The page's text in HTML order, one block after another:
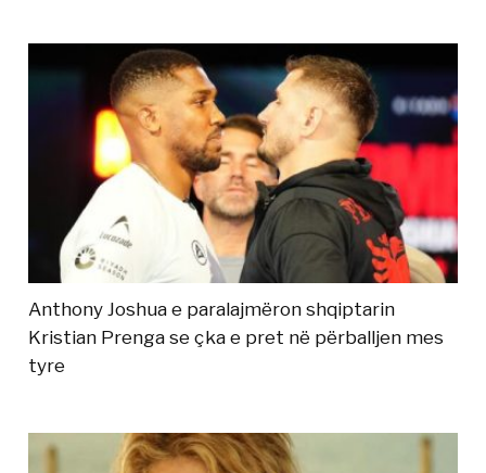
Anthony Joshua e paralajmëron shqiptarin
Kristian Prenga se çka e pret në përballjen mes
tyre